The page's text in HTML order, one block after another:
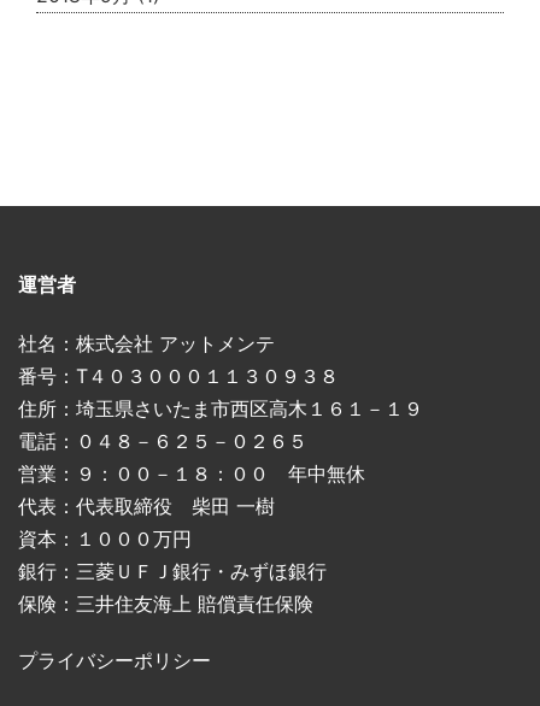
運営者
社名：株式会社 アットメンテ
番号：T４０３０００１１３０９３８
住所：埼玉県さいたま市西区高木１６１－１９
電話：０４８－６２５－０２６５
営業：９：００－１８：００ 年中無休
代表：代表取締役 柴田 一樹
資本：１０００万円
銀行：三菱ＵＦＪ銀行・みずほ銀行
保険：三井住友海上 賠償責任保険
プライバシーポリシー